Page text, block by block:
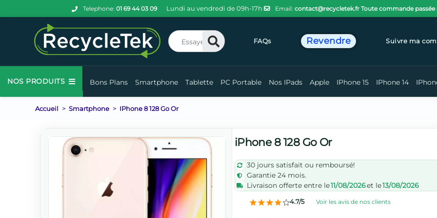
Telephone: 01 69 44 03 09 Lundi au vendredi de 09h-17h Email: contact@recycletek.fr Toute commande passée
Rechercher FAQs Revendre Suivre ma
NOS PRODUITS Bons Plans Smartphone Tablette PC Portable Nos IPads Apple IPhone 15 IPhone 14
Accueil Smartphone IPhone 8 128 Go Or
iPhone 8 128 Go Or
30 jours satisfait ou remboursé!
Garantie 24 mois.
Livraison offerte entre le11/08/2026et le13/08/2026
4.7/5 Voir les avis de nos clients